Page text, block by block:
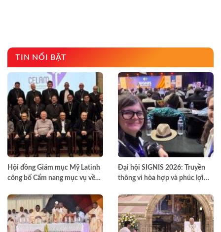
TIN NỔI BẬT
Hội đồng Giám mục Mỹ Latinh
công bố Cẩm nang mục vụ về
Đại hội SIGNIS 2026: Truyền
thông vì hòa hợp và phúc lợi